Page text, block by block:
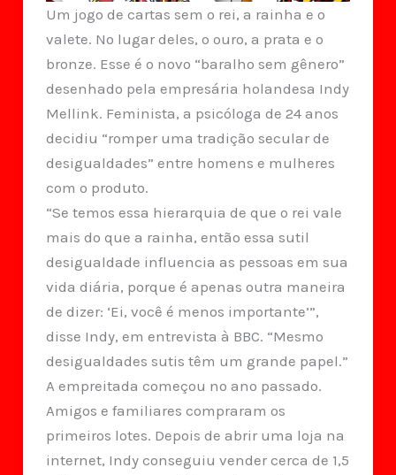
Um jogo de cartas sem o rei, a rainha e o
valete. No lugar deles, o ouro, a prata e o
bronze. Esse é o novo “baralho sem gênero”
desenhado pela empresária holandesa Indy
Mellink. Feminista, a psicóloga de 24 anos
decidiu “romper uma tradição secular de
desigualdades” entre homens e mulheres
com o produto.
“Se temos essa hierarquia de que o rei vale
mais do que a rainha, então essa sutil
desigualdade influencia as pessoas em sua
vida diária, porque é apenas outra maneira
de dizer: ‘Ei, você é menos importante’”,
disse Indy, em entrevista à BBC. “Mesmo
desigualdades sutis têm um grande papel.”
A empreitada começou no ano passado.
Amigos e familiares compraram os
primeiros lotes. Depois de abrir uma loja na
internet, Indy conseguiu vender cerca de 1,5